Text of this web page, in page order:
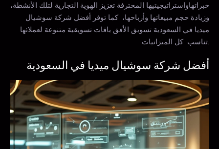
خبراتهاواستراتيجيتيها المحترفة تعزيز الهوية التجارية لتلك الأنشطة،
وزيادة حجم مبيعاتها وأرباحها، كما توفر أفضل شركة سوشيال
ميديا في السعودية تسويق الأفق باقات تسويقية متنوعة لعملائها
تناسب كل الميزانيات.
أفضل شركة سوشيال ميديا في السعودية